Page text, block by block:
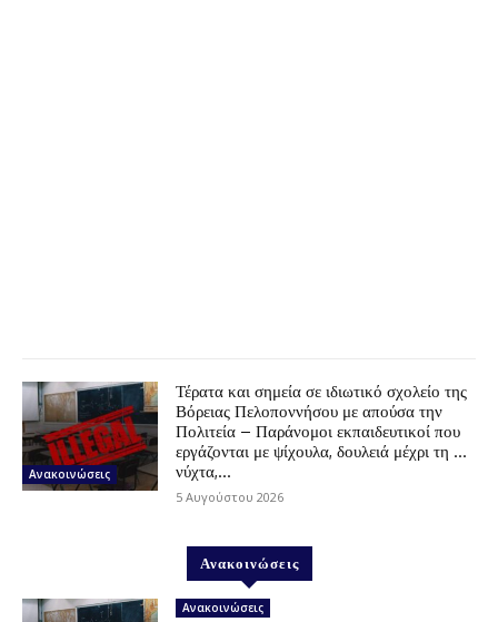
Ανακοινώσεις
Τέρατα και σημεία σε ιδιωτικό σχολείο της
Βόρειας Πελοποννήσου με απούσα την
Πολιτεία – Παράνομοι εκπαιδευτικοί που
εργάζονται με ψίχουλα, δουλειά μέχρι τη …
νύχτα,...
5 Αυγούστου 2026
Ανακοινώσεις
Ανακοινώσεις